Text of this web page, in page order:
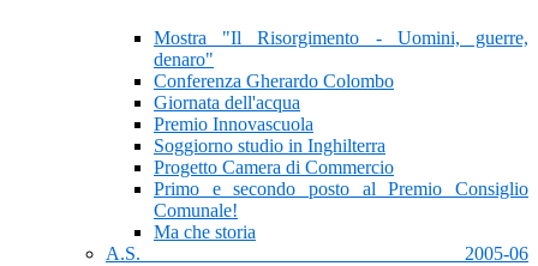
Mostra "Il Risorgimento - Uomini, guerre,
denaro"
Conferenza Gherardo Colombo
Giornata dell'acqua
Premio Innovascuola
Soggiorno studio in Inghilterra
Progetto Camera di Commercio
Primo e secondo posto al Premio Consiglio
Comunale!
Ma che storia
A.S. 2005-06